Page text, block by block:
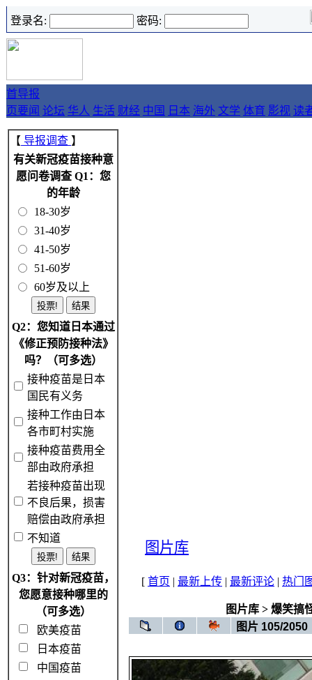
登录名: 密码:
首
页
导报
要闻 论坛 华人 生活 财经 中国 日本 海外 文学 体育 影视 读
【 导报调查 】
有关新冠疫苗接种意
愿问卷调查 Q1：您
的年龄
18-30岁
31-40岁
41-50岁
51-60岁
60岁及以上
Q2：您知道日本通过
《修正预防接种法》
吗？（可多选）
接种疫苗是日本
国民有义务
接种工作由日本
各市町村实施
接种疫苗费用全
部由政府承担
若接种疫苗出现
不良后果，损害
赔偿由政府承担
不知道
Q3：针对新冠疫苗，
您愿意接种哪里的
（可多选）
欧美疫苗
日本疫苗
中国疫苗
图片库
[ 首页 | 最新上传 | 最新评论 | 热门
图片库> 爆笑搞
图片 105/2050